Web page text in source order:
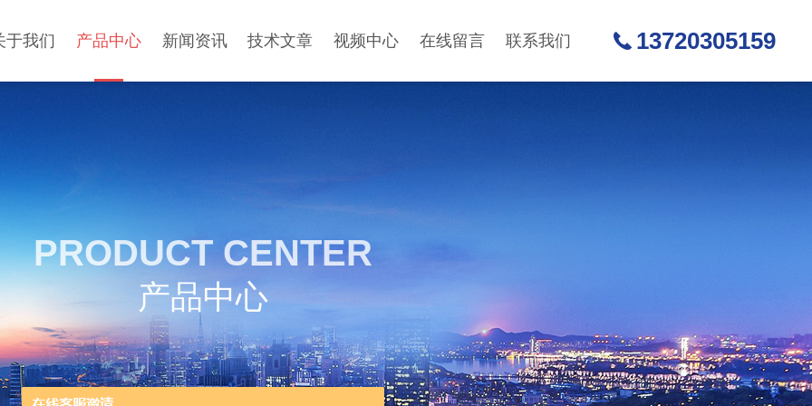
于我们 产品中心 新闻资讯 技术文章 视频中心 在线留言 联系我们 13720305159
PRODUCT CENTER
产品中心